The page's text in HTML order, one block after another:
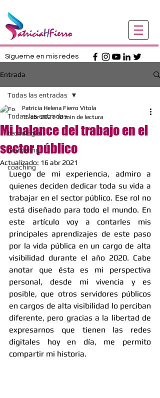
Sígueme en mis redes
Entrada
Todas las entradas
tecnologia
marketing
coaching
Todas las entradas
Mi balance del trabajo en el
sector público
Patricia Helena Fierro Vitola
16 abr 2021 10 min de lectura
Actualizado: 16 abr 2021
Luego de mi experiencia, admiro a
quienes deciden dedicar toda su vida a
trabajar en el sector público. Ese rol no
está diseñado para todo el mundo. En
este artículo voy a contarles mis
principales aprendizajes de este paso
por la vida pública en un cargo de alta
visibilidad durante el año 2020. Cabe
anotar que ésta es mi perspectiva
personal, desde mi vivencia y es
posible, que otros servidores públicos
en cargos de alta visibilidad lo perciban
diferente, pero gracias a la libertad de
expresarnos que tienen las redes
digitales hoy en día, me permito
compartir mi historia.